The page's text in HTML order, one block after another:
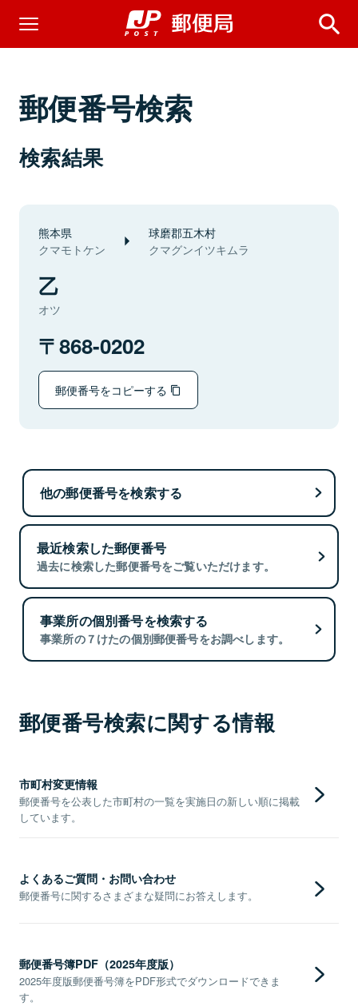
郵便番号検索
検索結果
熊本県
クマモトケン
球磨郡五木村
クマグンイツキムラ
乙
オツ
868-0202
郵便番号をコピーする
他の郵便番号を検索する
最近検索した郵便番号
過去に検索した郵便番号をご覧いただけます。
事業所の個別番号を検索する
事業所の７けたの個別郵便番号をお調べします。
郵便番号検索に関する情報
市町村変更情報
郵便番号を公表した市町村の一覧を実施日の新しい順に掲載
しています。
よくあるご質問・お問い合わせ
郵便番号に関するさまざまな疑問にお答えします。
郵便番号簿PDF（2025年度版）
2025年度版郵便番号簿をPDF形式でダウンロードできま
す。